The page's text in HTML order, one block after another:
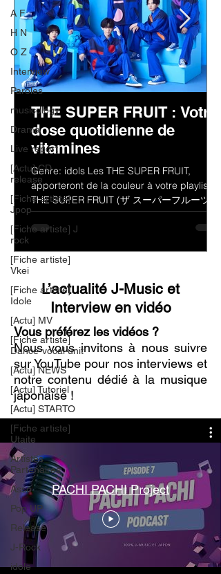
A F
H N
O Z
Interview
Paroles
musicology
Drama
Live report
[Actu] CD
release
[Fiche artiste]
Jpop
[Fiche artiste] J
rock
[Fiche artiste]
Vkei
[Fiche artiste]
Idole
[Actu] MV
[Fiche artiste]
Dance-vocal unit
[Actu] NEWS
[Actu] Tutoriel
[Actu] STARTO
[Fiche artiste]
Utaite
Artistes
Partenaires
Asso
Pop UP
Release
J-Rock
idole
THE SUPER FRUIT : Votre
dose quotidienne de
vitamines
Genre: idols Les THE SUPER FRUIT,
apporteront de la couleur à votre playlist !
THE SUPER FRUIT (ザ スーパーフルーツ)
est un groupe de jeunes...
L’actualité J-Music et
Interview en vidéo
Vous préférez les vidéos ?
Nous vous invitons à nous suivre
sur YouTube pour nos interviews et
notre contenu dédié à la musique
japonaise !
PACHI PACHI Project